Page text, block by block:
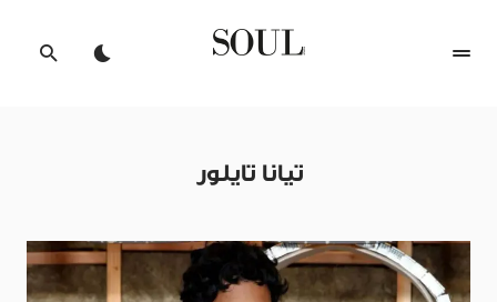
تيانا تايلور